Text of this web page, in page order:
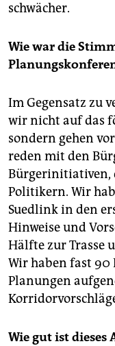
schwächer.
Wie war die
Im Gegensatz zu
wir nicht auf das
sondern gehen
reden mit den
Bürgerinitiativen,
Politikern. Wir
Suedlink in den
Hinweise und
Hälfte zur Trasse
Wir haben fast 90
Planungen
Wie gut ist dieses